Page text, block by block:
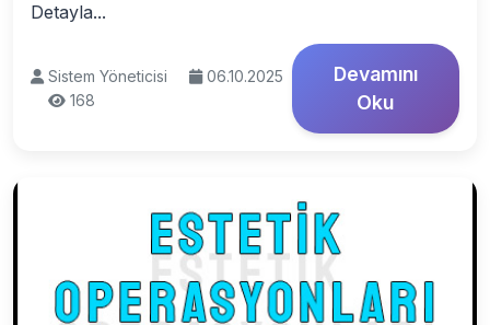
Detayla...
Sistem Yöneticisi
06.10.2025
168
Devamını
Oku